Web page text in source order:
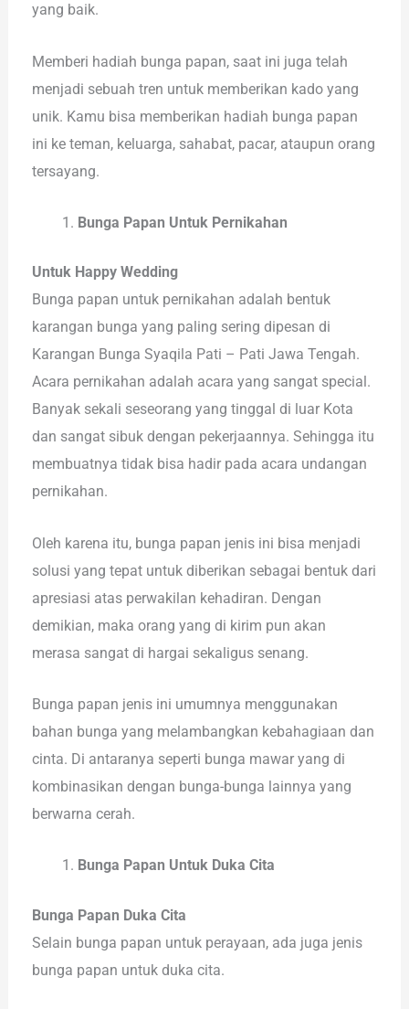
yang baik.
Memberi hadiah bunga papan, saat ini juga telah
menjadi sebuah tren untuk memberikan kado yang
unik. Kamu bisa memberikan hadiah bunga papan
ini ke teman, keluarga, sahabat, pacar, ataupun orang
tersayang.
Bunga Papan Untuk Pernikahan
Untuk Happy Wedding
Bunga papan untuk pernikahan adalah bentuk
karangan bunga yang paling sering dipesan di
Karangan Bunga Syaqila Pati – Pati Jawa Tengah.
Acara pernikahan adalah acara yang sangat special.
Banyak sekali seseorang yang tinggal di luar Kota
dan sangat sibuk dengan pekerjaannya. Sehingga itu
membuatnya tidak bisa hadir pada acara undangan
pernikahan.
Oleh karena itu, bunga papan jenis ini bisa menjadi
solusi yang tepat untuk diberikan sebagai bentuk dari
apresiasi atas perwakilan kehadiran. Dengan
demikian, maka orang yang di kirim pun akan
merasa sangat di hargai sekaligus senang.
Bunga papan jenis ini umumnya menggunakan
bahan bunga yang melambangkan kebahagiaan dan
cinta. Di antaranya seperti bunga mawar yang di
kombinasikan dengan bunga-bunga lainnya yang
berwarna cerah.
Bunga Papan Untuk Duka Cita
Bunga Papan Duka Cita
Selain bunga papan untuk perayaan, ada juga jenis
bunga papan untuk duka cita.